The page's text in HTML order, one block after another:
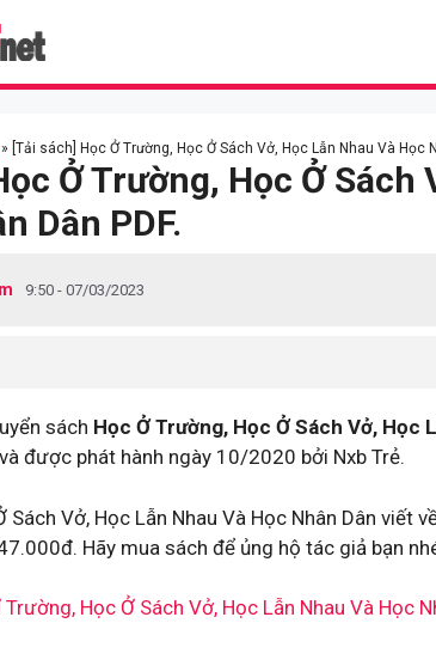
» [Tải sách] Học Ở Trường, Học Ở Sách Vở, Học Lẫn Nhau Và Học
Ở Trường, Học Ở Sách
Dân PDF.
9:50 - 07/03/2023
sách Học Ở Trường, Học Ở Sách Vở, Học
được phát hành ngày 10/2020 bởi Nxb Trẻ.
Sách Vở, Học Lẫn Nhau Và Học Nhân Dân viết
Hãy mua sách để ủng hộ tác giả bạn
Trường, Học Ở Sách Vở, Học Lẫn Nhau Và Học